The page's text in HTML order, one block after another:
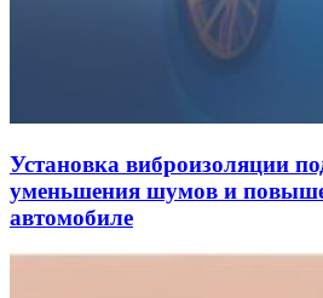
Установка виброизоляции
уменьшения шумов и
автомобиле